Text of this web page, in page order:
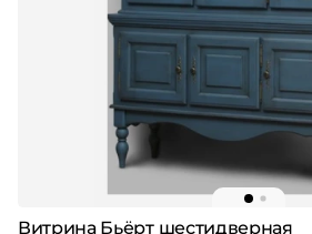
Витрина Бьёрт шестидверная